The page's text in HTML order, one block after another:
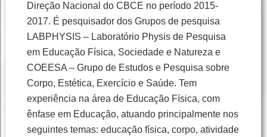
Direção Nacional do CBCE no período 2015-
2017. É pesquisador dos Grupos de pesquisa
LABPHYSIS – Laboratório Physis de Pesquisa
em Educação Física, Sociedade e Natureza e
COEESA – Grupo de Estudos e Pesquisa sobre
Corpo, Estética, Exercício e Saúde. Tem
experiência na área de Educação Física, com
ênfase em Educação, atuando principalmente nos
seguintes temas: educação física, corpo, atividade